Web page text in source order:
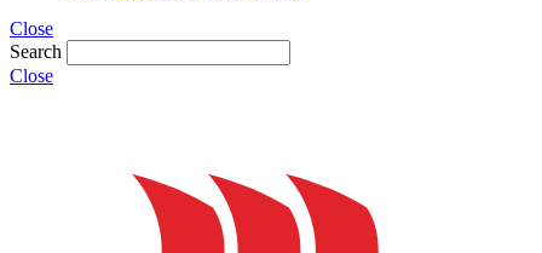
Close
Search
Close